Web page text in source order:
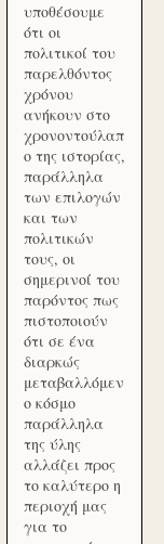
υποθέσουμε
ότι οι
πολιτικοί του
παρελθόντος
χρόνου
ανήκουν στο
χρονοντούλαπ
ο της ιστορίας,
παράλληλα
των επιλογών
και των
πολιτικών
τους, οι
σημερινοί του
παρόντος πως
πιστοποιούν
ότι σε ένα
διαρκώς
μεταβαλλόμεν
ο κόσμο
παράλληλα
της ύλης
αλλάζει προς
το καλύτερο η
περιοχή μας
για το